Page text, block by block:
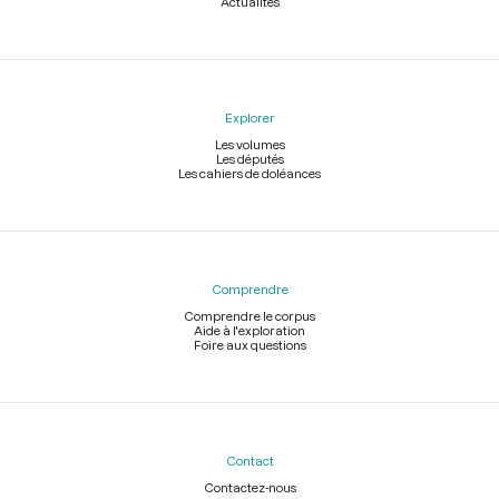
Explorer
Les volumes
Les députés
Les cahiers de doléances
Comprendre
Comprendre le corpus
Aide à l'exploration
Foire aux questions
Contact
Contactez-nous